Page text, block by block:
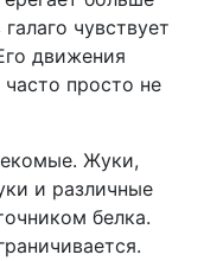
чувствует
движения
просто не
Жуки,
и различные
белка.